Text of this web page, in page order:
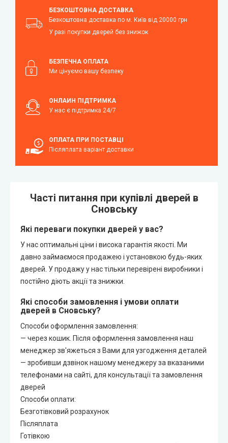
БЕЗКОШТОВНА ДОСТАВКА
Безкоштовна доставка по м. Київ від 20000 грн
У разі покупки дверей без знижок
БЕЗПЕЧНА ОПЛАТА
Ми цінуємо вашу безпеку
ОНЛАЙН ПІДТРИМКА
У нас є підтримка 24/7
ОПЛАТА ПРИ ПОСТАВЦІ
Післяплата варіант доставки
Часті питання при купівлі дверей в
Сновську
Які переваги покупки дверей у вас?
У нас оптимальні ціни і висока гарантія якості. Ми
давно займаємося продажею і установкою будь-яких
дверей. У продажу у нас тільки перевірені виробники і
постійно діють акції та знижки.
Які способи замовлення і умови оплати
дверей в Сновську?
Способи оформлення замовлення:
— через кошик. Після оформлення замовлення наш
менеджер зв'яжеться з Вами для узгодження деталей
— зробивши дзвінок нашому менеджеру за вказаними
телефонами на сайті, для консультації та замовлення
дверей
Способи оплати:
Безготівковий розрахунок
Післяплата
Готівкою